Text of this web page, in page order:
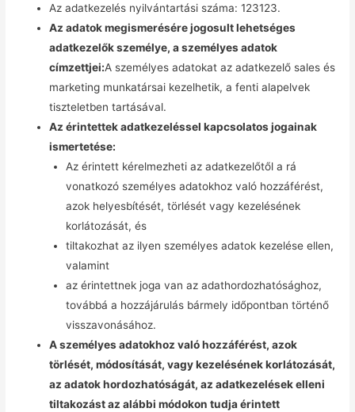
Az adatkezelés nyilvántartási száma: 123123.
Az adatok megismerésére jogosult lehetséges
adatkezelők személye, a személyes adatok
címzettjei:A személyes adatokat az adatkezelő sales és
marketing munkatársai kezelhetik, a fenti alapelvek
tiszteletben tartásával.
Az érintettek adatkezeléssel kapcsolatos jogainak
ismertetése:
Az érintett kérelmezheti az adatkezelőtől a rá
vonatkozó személyes adatokhoz való hozzáférést,
azok helyesbítését, törlését vagy kezelésének
korlátozását, és
tiltakozhat az ilyen személyes adatok kezelése ellen,
valamint
az érintettnek joga van az adathordozhatósághoz,
továbbá a hozzájárulás bármely időpontban történő
visszavonásához.
A személyes adatokhoz való hozzáférést, azok
törlését, módosítását, vagy kezelésének korlátozását,
az adatok hordozhatóságát, az adatkezelések elleni
tiltakozást az alábbi módokon tudja érintett